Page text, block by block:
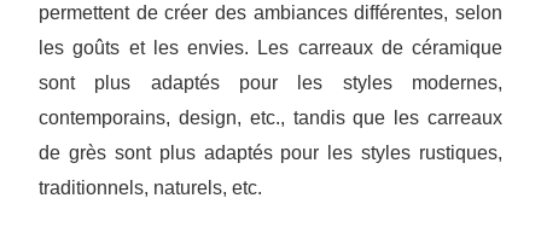
permettent de créer des ambiances différentes, selon
les goûts et les envies. Les carreaux de céramique
sont plus adaptés pour les styles modernes,
contemporains, design, etc., tandis que les carreaux
de grès sont plus adaptés pour les styles rustiques,
traditionnels, naturels, etc.